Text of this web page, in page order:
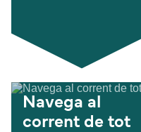
Navega al
corrent de tot